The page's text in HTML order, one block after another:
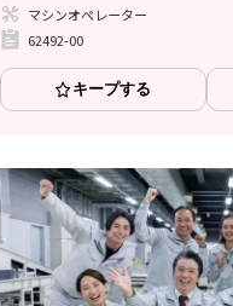
マシンオペレーター
62492-00
キープする